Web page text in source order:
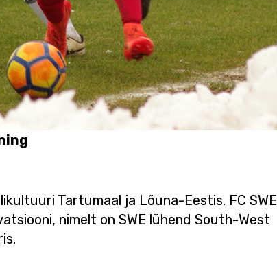
Tartumaal ja Lõuna-Eestis. FC SWE
nimelt on SWE lühend South-West